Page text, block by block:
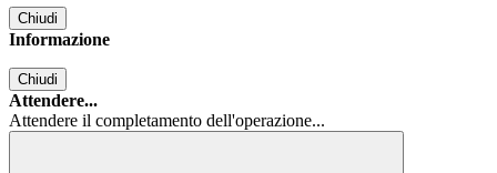
Chiudi
Informazione
Chiudi
Attendere...
Attendere il completamento dell'operazione...